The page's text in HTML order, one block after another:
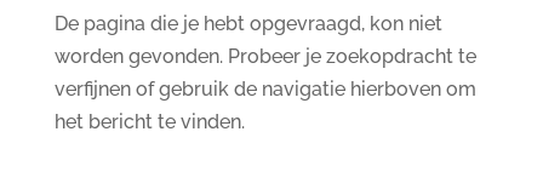
De pagina die je hebt opgevraagd, kon niet
worden gevonden. Probeer je zoekopdracht te
verfijnen of gebruik de navigatie hierboven om
het bericht te vinden.